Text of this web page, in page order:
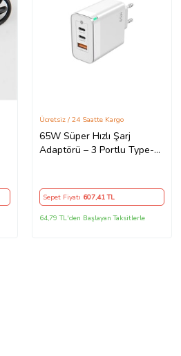
65W Süper Hızlı Şarj
Adaptörü – 3 Portlu Type-C
Cihazı – iPhone, Samsung,
Laptop Uyumlu, 3 Portlu
65W PD + QC Hızlı Şarj
Ücretsiz / 24 Saatte Kargo
Sepet Fiyatı 607,41 TL
64,79 TL'den Başlayan Taksitlerle